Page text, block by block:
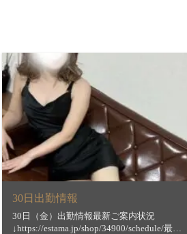
30日出勤情報
30日（金）出勤情報最新ご案内状況
↓https://estama.jp/shop/34900/schedule/最短